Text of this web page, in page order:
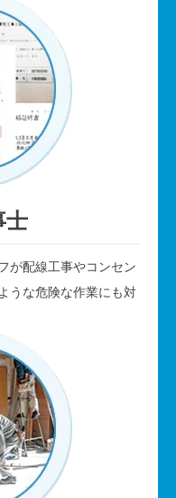
士
が配線工事やコンセン
うな危険な作業にも対